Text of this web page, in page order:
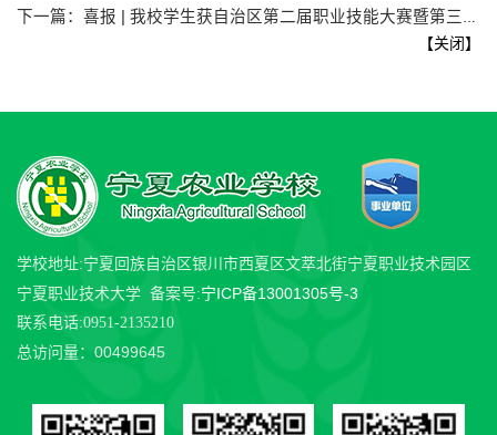
下一篇： 喜报 | 我校学生获自治区第二届职业技能大赛暨第三届全国职业技能大赛宁夏选拔赛花艺项目第三名（铜奖）
【关闭】
学校地址:宁夏回族自治区银川市西夏区文萃北街宁夏职业技术园区
宁夏职业技术大学 备案号:宁ICP备13001305号-3
联系电话:0951-2135210
总访问量： 00499645